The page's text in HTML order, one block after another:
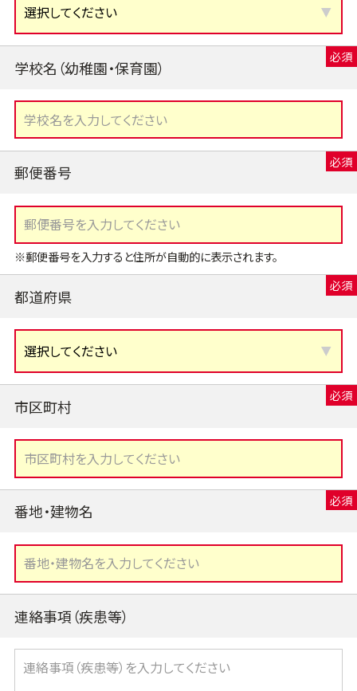
学校名（幼稚園・保育園）
郵便番号
※郵便番号を入力すると住所が自動的に表示されます。
都道府県
市区町村
番地・建物名
連絡事項（疾患等）